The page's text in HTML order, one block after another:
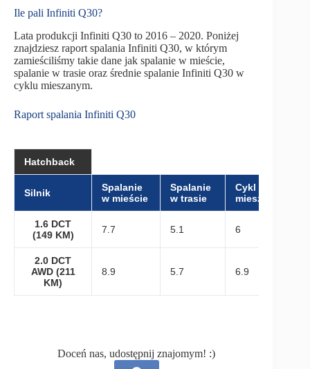
Ile pali Infiniti Q30?
Lata produkcji Infiniti Q30 to 2016 – 2020. Poniżej
znajdziesz raport spalania Infiniti Q30, w którym
zamieściliśmy takie dane jak spalanie w mieście,
spalanie w trasie oraz średnie spalanie Infiniti Q30 w
cyklu mieszanym.
Raport spalania Infiniti Q30
Hatchback
Silnik
Spalanie
w mieście
Spalanie
w trasie
Cykl
mieszany
1.6 DCT
(149 KM)
7.7 5.1 6
2.0 DCT
AWD (211
KM)
8.9 5.7 6.9
Doceń nas, udostępnij znajomym! :)